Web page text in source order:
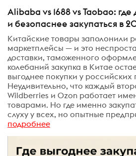
Alibaba vs 1688 vs Taobao:
и безопаснее закупаться в
Китайские товары заполонили
маркетплейсы — и это
доставки, таможенного
колебаний закупка в Китае
выгоднее покупки у российских
Неудивительно, что каждый
Wildberries и Ozon работает
товарами. Но где именно
слуху у всех, но опытные
подробнее